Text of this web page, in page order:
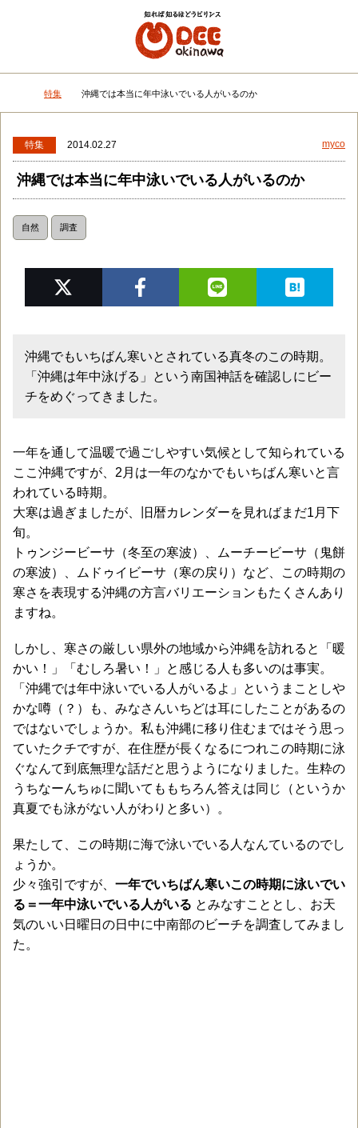
DEEokinawaトップ
特集 沖縄では本当に年中泳いでいる人がいるのか
特集 2014.02.27 myco
沖縄では本当に年中泳いでいる人がいるのか
自然 調査
沖縄でもいちばん寒いとされている真冬のこの時期。
「沖縄は年中泳げる」という南国神話を確認しにビー
チをめぐってきました。
一年を通して温暖で過ごしやすい気候として知られている
ここ沖縄ですが、2月は一年のなかでもいちばん寒いと言
われている時期。
大寒は過ぎましたが、旧暦カレンダーを見ればまだ1月下
旬。
トゥンジービーサ（冬至の寒波）、ムーチービーサ（鬼餅
の寒波）、ムドゥイビーサ（寒の戻り）など、この時期の
寒さを表現する沖縄の方言バリエーションもたくさんあり
ますね。
しかし、寒さの厳しい県外の地域から沖縄を訪れると「暖
かい！」「むしろ暑い！」と感じる人も多いのは事実。
「沖縄では年中泳いでいる人がいるよ」というまことしや
かな噂（？）も、みなさんいちどは耳にしたことがあるの
ではないでしょうか。私も沖縄に移り住むまではそう思っ
ていたクチですが、在住歴が長くなるにつれこの時期に泳
ぐなんて到底無理な話だと思うようになりました。生粋の
うちなーんちゅに聞いてももちろん答えは同じ（というか
真夏でも泳がない人がわりと多い）。
果たして、この時期に海で泳いでいる人なんているのでし
ょうか。
少々強引ですが、 一年でいちばん寒いこの時期に泳いでい
る＝一年中泳いでいる人がいる とみなすこととし、お天
気のいい日曜日の日中に中南部のビーチを調査してみまし
た。